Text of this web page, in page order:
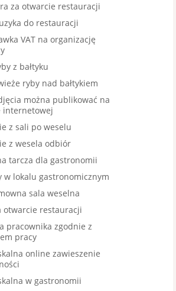
za otwarcie restauracji
do restauracji
VAT na organizację
z bałtyku
ryby nad bałtykiem
można publikować na
internetowej
z sali po weselu
z wesela odbiór
tarcza dla gastronomii
w lokalu gastronomicznym
sala weselna
otwarcie restauracji
pracownika zgodnie z
pracy
online zawieszenie
w gastronomii